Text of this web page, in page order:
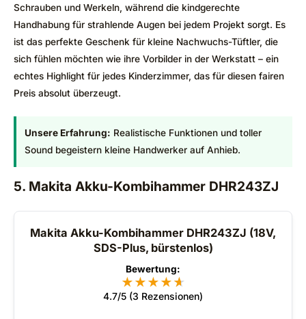
Schrauben und Werkeln, während die kindgerechte
Handhabung für strahlende Augen bei jedem Projekt sorgt. Es
ist das perfekte Geschenk für kleine Nachwuchs-Tüftler, die
sich fühlen möchten wie ihre Vorbilder in der Werkstatt – ein
echtes Highlight für jedes Kinderzimmer, das für diesen fairen
Preis absolut überzeugt.
Unsere Erfahrung: Realistische Funktionen und toller
Sound begeistern kleine Handwerker auf Anhieb.
5. Makita Akku-Kombihammer DHR243ZJ
Makita Akku-Kombihammer DHR243ZJ (18V,
SDS-Plus, bürstenlos)
Bewertung:
★★★★★
★
4.7/5 (3 Rezensionen)